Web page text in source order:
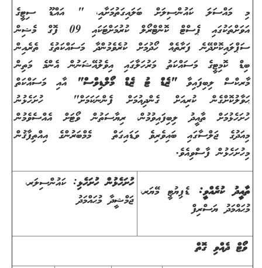
މި މައްސަލަ ކައުންސިލަށް ބަލައިގަތުމަށާއި، " އައްޑޫ ސިޓީގެ
އަވަށްތަކުގައި ޕެސްޓް ކޮންޓްރޯލް ކުރުމަށްޓަކައި 09 ފޮގް މެޝިން
ސަޕްލައިކޮށްދޭނެ ފަރާތެއް ހޯދުމަށް ކުރެވެމުންދާ މަސައްކަތުގެ ތެރެއިން
ބިޑް ކޮމިޓީގެ މަސައްކަތު މަރުހަލާގައި އިވެލުއޭޝަނުން އެންމެ މަތިން
މާރކްސް ލިބިފައިވާ"ޒެޑް ޓު ޒެޑް މޯލްޑިވްސް"އާއި މަސައްކަތް
ޙަވާލުކޮށްގެން ކުރިއަށް ގެންދިއުމަށް ފެންނަކަމަށް" ހުށަހެޅުނު
ހުށަހެޅުމަށް ތާއީދު ލިބިފައިވުމުން، ރިޔާސަތުން ވޯޓަށް އެއްސެވެމުން
މިއަދުގެ ޖަލްސާގައި ބައިވެރިވެ ވަޑައިގަތް މެމްބަރުންގެ އިއްތިފާޤުން
މިހުށަހެޅުން ފާސްވިއެވެ.
ތާއީދު ކުރެއްވީ: ޑެޕިޔުޓީ މޭޔަރ،
މުޙައްމަދު ޔަސްރިފް
ހުށަހެޅުން ހުށަހެޅި: ކައުންސިލަރ،
ޖަމްޝީދާ މުޙައްމަދު
ވޯޓް ދެއްވި ގޮތް